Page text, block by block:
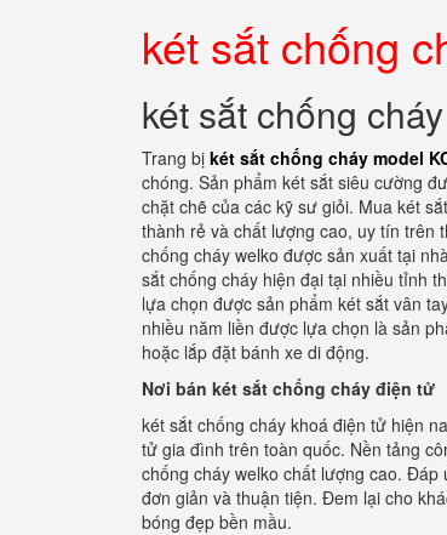
két sắt chống
két sắt chống
Trang bị két sắt chống cháy model
chóng. Sản phẩm két sắt siêu cường
chặt chẽ của các kỹ sư giỏi. Mua két
thành rẻ và chất lượng cao, uy tín trên
chống cháy welko được sản xuất tại
sắt chống cháy hiện đại tại nhiều tỉnh
lựa chọn được sản phẩm két sắt vân
nhiều năm liền được lựa chọn là sản
hoặc lắp đặt bánh xe di động.
Nơi bán két sắt chống cháy điện tử
két sắt chống cháy khoá điện tử hiện
tử gia đình trên toàn quốc. Nền tảng
chống cháy welko chất lượng cao.
đơn giản và thuận tiện. Đem lại cho
bóng đẹp bền mầu.